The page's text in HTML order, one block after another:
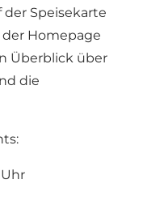
der Speisekarte
Homepage
Überblick über
die